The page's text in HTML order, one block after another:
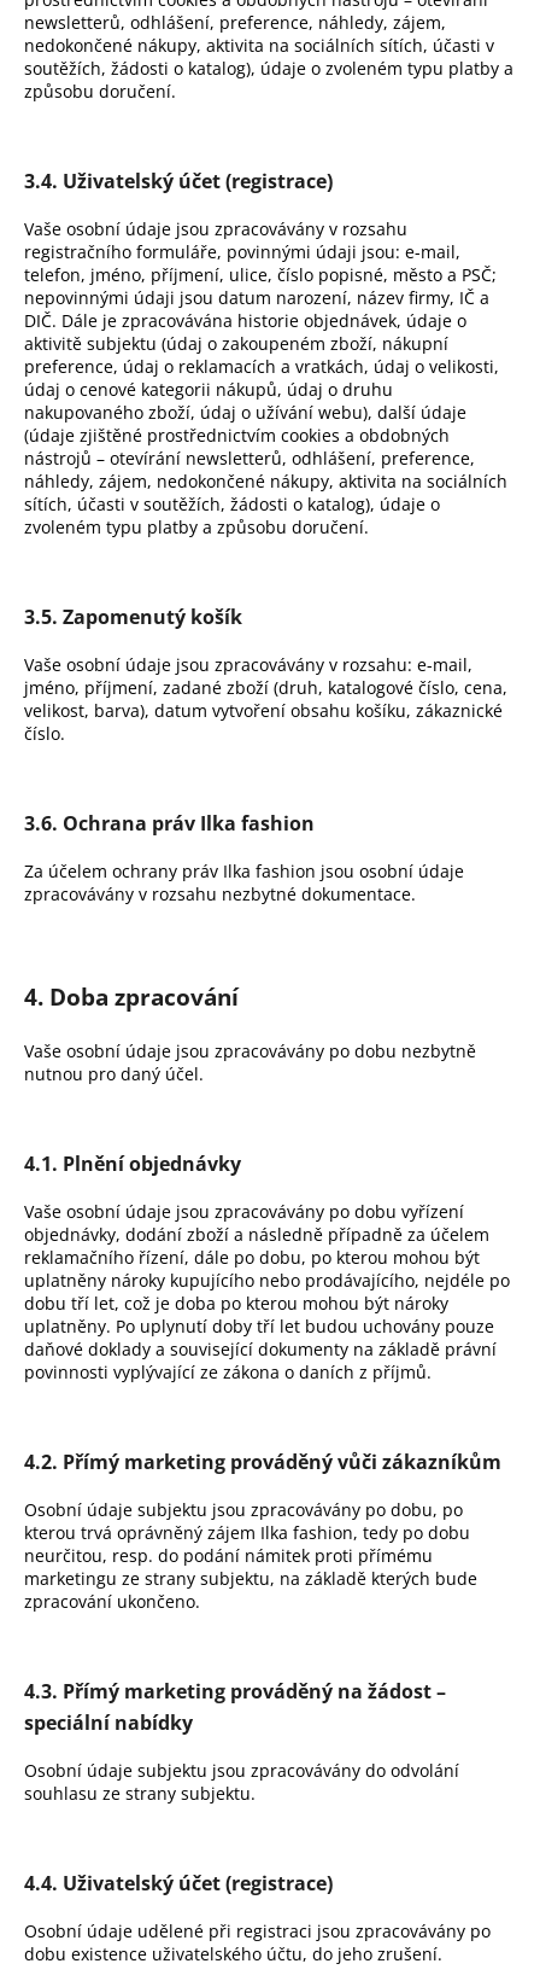
newsletterů, odhlášení, preference, náhledy, zájem,
nedokončené nákupy, aktivita na sociálních sítích, účasti v
soutěžích, žádosti o katalog), údaje o zvoleném typu platby a
způsobu doručení.
3.4. Uživatelský účet (registrace)
Vaše osobní údaje jsou zpracovávány v rozsahu
registračního formuláře, povinnými údaji jsou: e-mail,
telefon, jméno, příjmení, ulice, číslo popisné, město a PSČ;
nepovinnými údaji jsou datum narození, název firmy, IČ a
DIČ. Dále je zpracovávána historie objednávek, údaje o
aktivitě subjektu (údaj o zakoupeném zboží, nákupní
preference, údaj o reklamacích a vratkách, údaj o velikosti,
údaj o cenové kategorii nákupů, údaj o druhu
nakupovaného zboží, údaj o užívání webu), další údaje
(údaje zjištěné prostřednictvím cookies a obdobných
nástrojů – otevírání newsletterů, odhlášení, preference,
náhledy, zájem, nedokončené nákupy, aktivita na sociálních
sítích, účasti v soutěžích, žádosti o katalog), údaje o
zvoleném typu platby a způsobu doručení.
3.5. Zapomenutý košík
Vaše osobní údaje jsou zpracovávány v rozsahu: e-mail,
jméno, příjmení, zadané zboží (druh, katalogové číslo, cena,
velikost, barva), datum vytvoření obsahu košíku, zákaznické
číslo.
3.6. Ochrana práv Ilka fashion
Za účelem ochrany práv Ilka fashion jsou osobní údaje
zpracovávány v rozsahu nezbytné dokumentace.
4. Doba zpracování
Vaše osobní údaje jsou zpracovávány po dobu nezbytně
nutnou pro daný účel.
4.1. Plnění objednávky
Vaše osobní údaje jsou zpracovávány po dobu vyřízení
objednávky, dodání zboží a následně případně za účelem
reklamačního řízení, dále po dobu, po kterou mohou být
uplatněny nároky kupujícího nebo prodávajícího, nejdéle po
dobu tří let, což je doba po kterou mohou být nároky
uplatněny. Po uplynutí doby tří let budou uchovány pouze
daňové doklady a související dokumenty na základě právní
povinnosti vyplývající ze zákona o daních z příjmů.
4.2. Přímý marketing prováděný vůči zákazníkům
Osobní údaje subjektu jsou zpracovávány po dobu, po
kterou trvá oprávněný zájem Ilka fashion, tedy po dobu
neurčitou, resp. do podání námitek proti přímému
marketingu ze strany subjektu, na základě kterých bude
zpracování ukončeno.
4.3. Přímý marketing prováděný na žádost –
speciální nabídky
Osobní údaje subjektu jsou zpracovávány do odvolání
souhlasu ze strany subjektu.
4.4. Uživatelský účet (registrace)
Osobní údaje udělené při registraci jsou zpracovávány po
dobu existence uživatelského účtu, do jeho zrušení.